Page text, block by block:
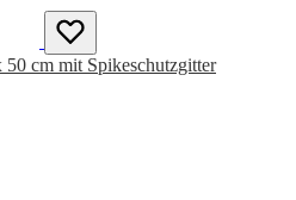
cm mit Spikeschutzgitter